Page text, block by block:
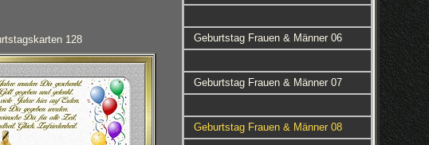
128 Geburtstag Frauen & Männer 06
Geburtstag Frauen & Männer 07
Geburtstag Frauen & Männer 08